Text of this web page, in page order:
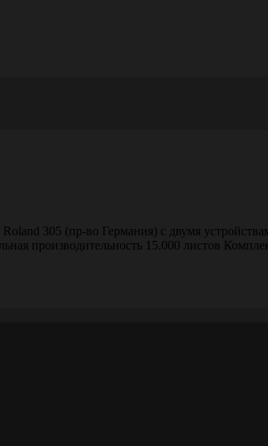
305 (пр-во Германия) с двумя
производительность 15.000 листов